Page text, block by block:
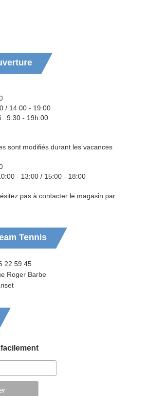
/ 14:00 - 19:00
: 9:30 - 19h:00
sont modifiés durant les vacances
- 13:00 / 15:00 - 18:00
pas à contacter le magasin par
Tennis
22 59 45
Roger Barbe